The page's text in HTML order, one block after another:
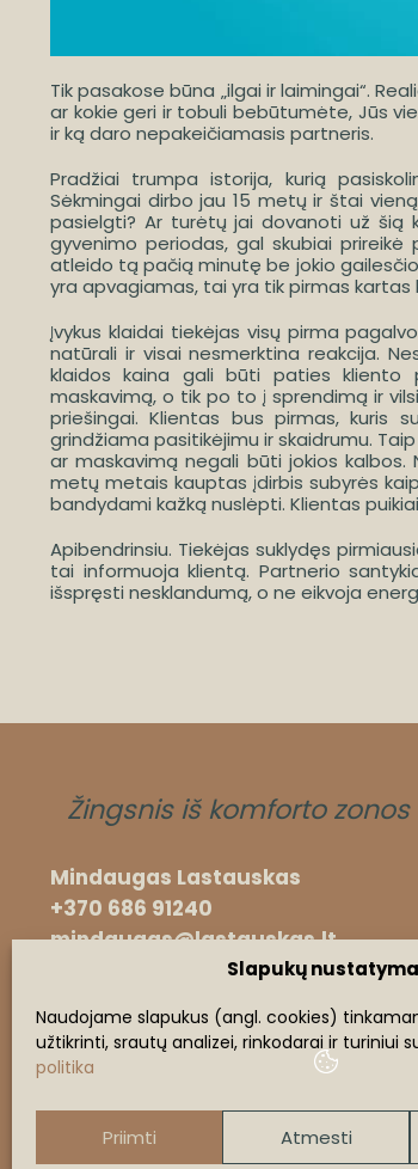
Slapukų
Naudojame slapukus (angl. cookies)
užtikrinti, srautų analizei, rinkodarai ir turiniui
politika
Priimti Atmesti
Tik pasakose būna „ilgai ir laimingai“.
ar kokie geri ir tobuli bebūtumėte, Jūs
ir ką daro nepakeičiamasis partneris.
Pradžiai trumpa istorija, kurią
Sėkmingai dirbo jau 15 metų ir štai
pasielgti? Ar turėtų jai dovanoti už šią
gyvenimo periodas, gal skubiai
atleido tą pačią minutę be jokio
yra apvagiamas, tai yra tik pirmas kartas
Įvykus klaidai tiekėjas visų pirma
natūrali ir visai nesmerktina reakcija.
klaidos kaina gali būti paties kliento
maskavimą, o tik po to į sprendimą ir
priešingai. Klientas bus pirmas, kuris
grindžiama pasitikėjimu ir skaidrumu.
ar maskavimą negali būti jokios
metų metais kauptas įdirbis subyrės
bandydami kažką nuslėpti. Klientas
Apibendrinsiu. Tiekėjas suklydęs
tai informuoja klientą. Partnerio
išspręsti nesklandumą, o ne eikvoja
Žingsnis iš komforto zonos
Mindaugas Lastauskas
+370 686 91240
mindaugas@lastauskas.lt
2026 lastauskas.ltVISOS TEISĖS